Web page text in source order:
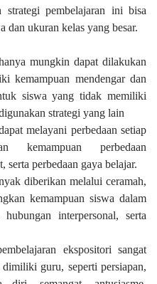
strategi pembelajaran ini bisa
dan ukuran kelas yang besar.
mungkin dapat dilakukan
kemampuan mendengar dan
siswa yang tidak memiliki
strategi yang lain
melayani perbedaan setiap
kemampuan perbedaan
serta perbedaan gaya belajar.
diberikan melalui ceramah,
kemampuan siswa dalam
interpersonal, serta
ekspositori sangat
guru, seperti persiapan,